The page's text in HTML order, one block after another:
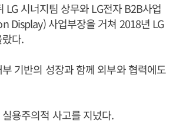
LG 시너지팀 상무와 LG전자 B2B사업
Display) 사업부장을 거쳐 2018년 LG
다.
기반의 성장과 함께 외부와 협력에도
용주의적 사고를 지녔다.